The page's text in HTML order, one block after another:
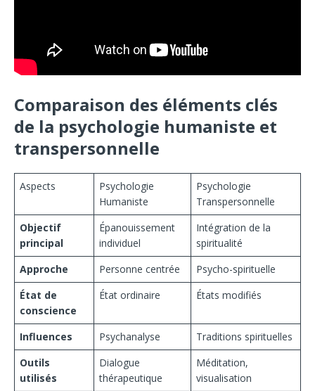
Comparaison des éléments clés
de la psychologie humaniste et
transpersonnelle
Aspects
Psychologie
Humaniste
Psychologie
Transpersonnelle
Objectif
principal
Épanouissement
individuel
Intégration de la
spiritualité
Approche
Personne centrée
Psycho-spirituelle
État de
conscience
État ordinaire États modifiés
Influences Psychanalyse
Traditions spirituelles
Outils
utilisés
Dialogue
thérapeutique
Méditation,
visualisation